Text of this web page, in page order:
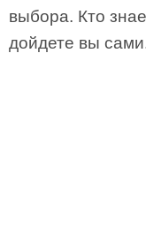
выбора. Кто
дойдете вы